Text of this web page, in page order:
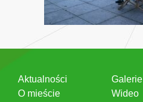
Aktualności
O mieście
Galerie
Wideo